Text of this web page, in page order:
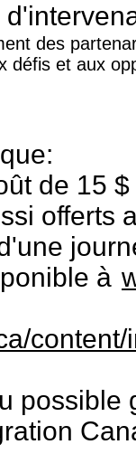
des
défis et aux
de 15
offerts
à
possible